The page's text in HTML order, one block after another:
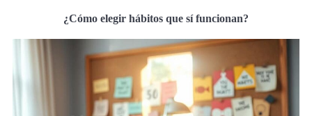
¿Cómo elegir hábitos que sí funcionan?